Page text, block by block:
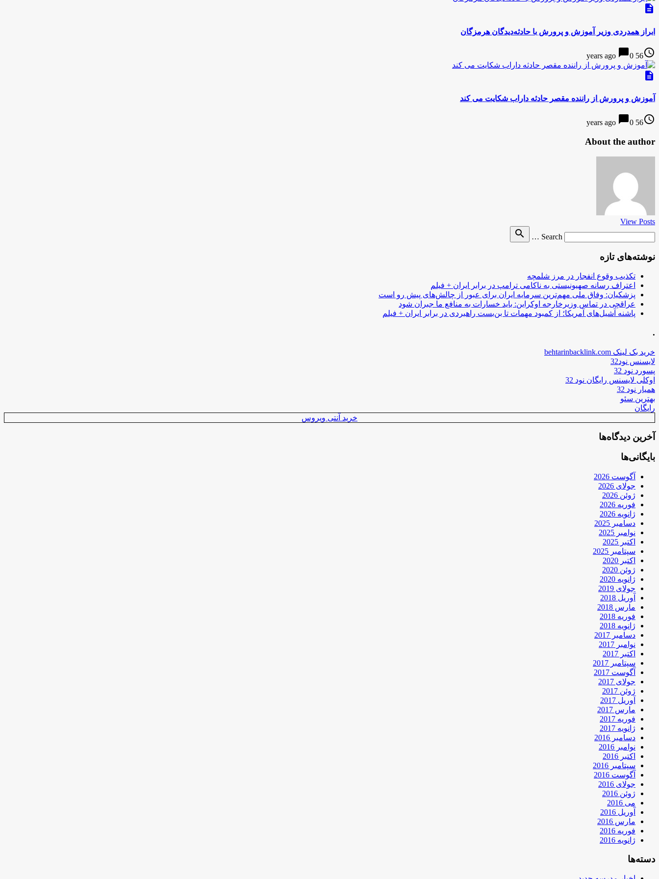
description
ابراز همدردی وزیر آموزش و پرورش با حادثه‌دیدگان هرمزگان
access_time
56 years ago
chat_bubble0
description
آموزش و پرورش از راننده مقصر حادثه داراب شکایت می کند
access_time
56 years ago
chat_bubble0
About the author
View Posts
Search …
search
نوشته‌های تازه
تکذیب وقوع انفجار در مرز شلمچه
اعتراف رسانه صهیونیستی به ناکامی ترامپ در برابر ایران + فیلم
پزشکیان: وفاق ملی مهم‌ترین سرمایه ایران برای عبور از چالش‌های پیش رو است
عراقچی در تماس وزیرخارجه اوکراین: باید خسارات به منافع ما جبران شود
پاشنه آشیل‌های آمریکا؛ از کمبود مهمات تا بن‌بست راهبردی در برابر ایران + فیلم
.
خرید بک لینک behtarinbacklink.com
لایسنس نود32
پسورد نود 32
اوکلی لایسنس رایگان نود 32
همیار نود 32
بهترین سئو
رایگان
خرید آنتی ویروس
آخرین دیدگاه‌ها
بایگانی‌ها
آگوست 2026
جولای 2026
ژوئن 2026
فوریه 2026
ژانویه 2026
دسامبر 2025
نوامبر 2025
اکتبر 2025
سپتامبر 2025
اکتبر 2020
ژوئن 2020
ژانویه 2020
جولای 2019
آوریل 2018
مارس 2018
فوریه 2018
ژانویه 2018
دسامبر 2017
نوامبر 2017
اکتبر 2017
سپتامبر 2017
آگوست 2017
جولای 2017
ژوئن 2017
آوریل 2017
مارس 2017
فوریه 2017
ژانویه 2017
دسامبر 2016
نوامبر 2016
اکتبر 2016
سپتامبر 2016
آگوست 2016
جولای 2016
ژوئن 2016
می 2016
آوریل 2016
مارس 2016
فوریه 2016
ژانویه 2016
دسته‌ها